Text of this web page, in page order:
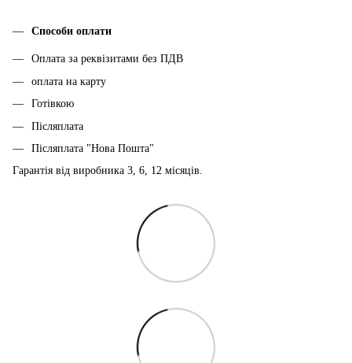
Способи оплати
Оплата за реквізитами без ПДВ
оплата на карту
Готівкою
Післяплата
Післяплата "Нова Пошта"
Гарантія від виробника 3, 6, 12 місяців.